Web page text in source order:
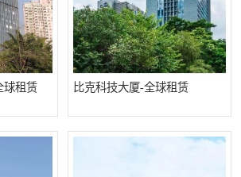
球租赁 比克科技大厦-全球租赁